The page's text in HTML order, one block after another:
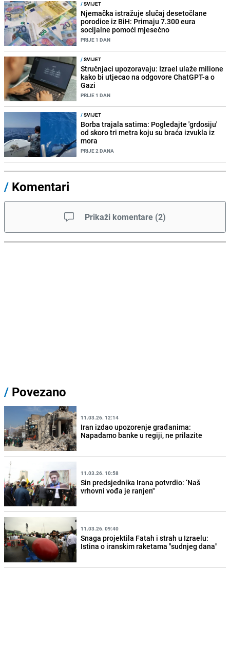
/SVIJET
Njemačka istražuje slučaj desetočlane
porodice iz BiH: Primaju 7.300 eura
socijalne pomoći mjesečno
PRIJE 1 DAN
/SVIJET
Stručnjaci upozoravaju: Izrael ulaže milione
kako bi utjecao na odgovore ChatGPT-a o
Gazi
PRIJE 1 DAN
/SVIJET
Borba trajala satima: Pogledajte 'grdosiju'
od skoro tri metra koju su braća izvukla iz
mora
PRIJE 2 DANA
/ Komentari
Prikaži komentare (2)
/ Povezano
11.03.26. 12:14
Iran izdao upozorenje građanima:
Napadamo banke u regiji, ne prilazite
11.03.26. 10:58
Sin predsjednika Irana potvrdio: ‘Naš
vrhovni vođa je ranjen"
11.03.26. 09:40
Snaga projektila Fatah i strah u Izraelu:
Istina o iranskim raketama "sudnjeg dana"